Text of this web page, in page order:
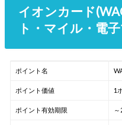
イオンカード
ト・マイル・電
ポイント名
ポイント価値 1
ポイント有効期限 ～